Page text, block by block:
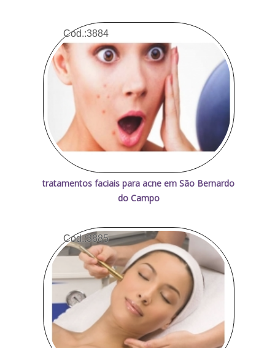
Cod.:3884
tratamentos faciais para acne em São Bernardo
do Campo
Cod.:3885